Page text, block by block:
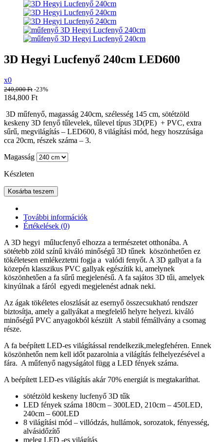
3D Hegyi Lucfenyő 240cm LED600
x0
240,000Ft -23%
184,800 Ft
3D műfenyő, magasság 240cm, szélesség 145 cm, sötétzöld
keskeny 3D fenyő tűlevelek, tűlevel típus 3D(PE) + PVC, extra
sűrű, megvilágítás – LED600, 8 világítási mód, hegy hoszzúsága
cca 20cm, részek száma – 3.
Magasság
Készleten
Kosárba teszem
További információk
Értékelések (0)
A 3D hegyi műlucfenyő elhozza a természetet otthonába. A
sötétebb zöld színű kiváló minőségű 3D tűnek köszönhetően ez
tökéletesen emlékeztetni fogja a valódi fenyőt. A 3D gallyat a fa
közepén klasszikus PVC gallyak egészítik ki, amelynek
köszönhetően a fa sűrű megjelenésű. A fa sajátos 3D tűi, amelyek
kinyúlnak a fáról egyedi megjelenést adnak neki.
Az ágak tökéletes eloszlását az esernyő összecsukható rendszer
biztosítja, amely a gallyákat a megfelelő helyre helyezi. kiváló
minőségű PVC anyagokból készült A stabil fémállvány a csomag
része.
A fa beépített LED-es világítással rendelkezik,melegfehéren. Ennek
köszönhetőn nem kell időt pazarolnia a világítás felhelyezésével a
fára. A műfenyő nagyságátol függ a LED fények száma.
A beépített LED-es világítás akár 70% energiát is megtakaríthat.
sötétzöld keskeny lucfenyő 3D tűk
LED fények száma 180cm – 300LED, 210cm – 450LED,
240cm – 600LED
8 világítási mód – villódzás, hullámok, sorozatok, fényesség,
alvásidőzítő
meleg LED -es világítás